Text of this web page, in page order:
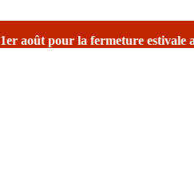
estivaleavec une réouverture